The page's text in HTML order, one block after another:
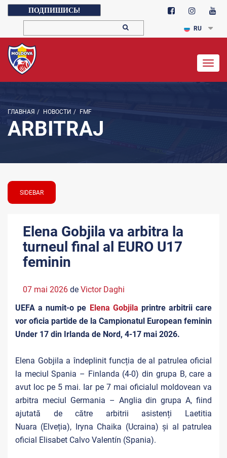
ПОДПИШИСЬ!
RU
ГЛАВНАЯ / НОВОСТИ / FMF
ARBITRAJ
SIDEBAR
Elena Gobjila va arbitra la
turneul final al EURO U17
feminin
07 mai 2026 de Victor Daghi
UEFA a numit-o pe Elena Gobjila printre arbitrii care
vor oficia partide de la Campionatul European feminin
Under 17 din Irlanda de Nord, 4-17 mai 2026.
Elena Gobjila a îndeplinit funcția de al patrulea oficial
la meciul Spania – Finlanda (4-0) din grupa B, care a
avut loc pe 5 mai. Iar pe 7 mai oficialul moldovean va
arbitra meciul Germania – Anglia din grupa A, fiind
ajutată de către arbitrii asistenți Laetitia
Nuara (Elveția), Iryna Chaika (Ucraina) și al patrulea
oficial Elisabet Calvo Valentín (Spania).